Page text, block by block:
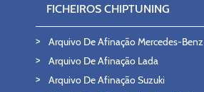
FICHEIROS CHIPTUNING
Arquivo De Afinação Mercedes-Benz
Arquivo De Afinação Lada
Arquivo De Afinação Suzuki